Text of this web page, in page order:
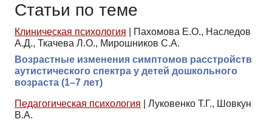
Статьи по теме
Клиническая психология
Пахомова Е.О., Наследов
А.Д., Ткачева Л.О., Мирошников С.А.
Возрастные изменения симптомов расстройств
аутистического спектра у детей дошкольного
возраста (1–7 лет)
Педагогическая психология
Луковенко Т.Г., Шовкун
В.А.